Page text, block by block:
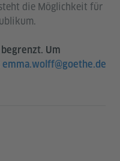
die Möglichkeit für
Um
emma.wolff@goethe.de